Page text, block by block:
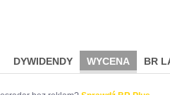
DYWIDENDY WYCENA BR